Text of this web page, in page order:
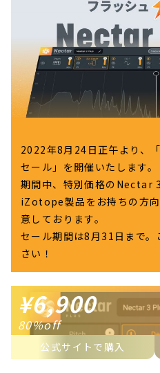
2022年8月24日正午より、
セール」を開催いたします。
期間中、特別価格のNectar
iZotope製品をお持ちの方
意しております。
セール期間は8月31日まで
さい！
¥6,900
80%off
公式サイトで購入